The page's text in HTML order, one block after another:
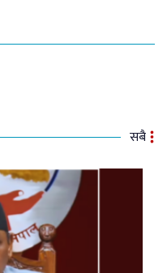
सबै